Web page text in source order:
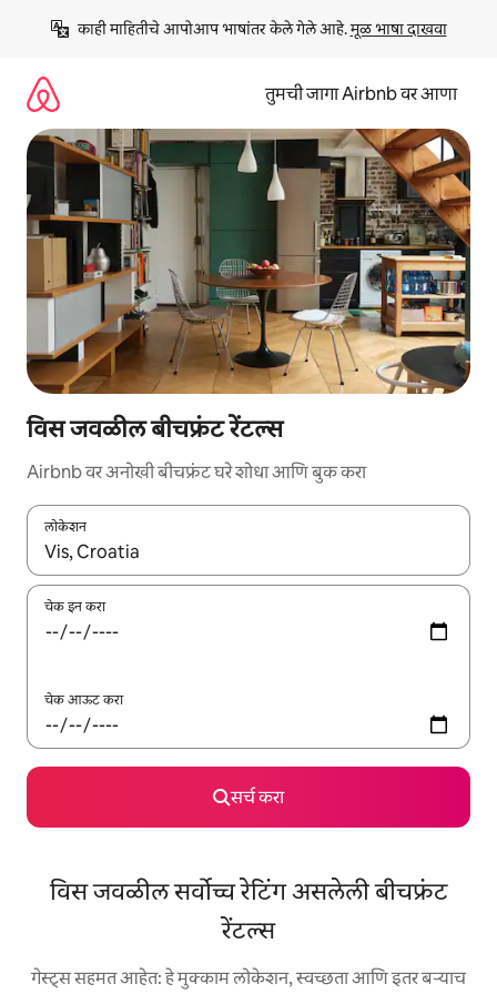
काही माहितीचे आपोआप भाषांतर केले गेले आहे. मूळ भाषा दाखवा
तुमची जागा Airbnb वर आणा
विस जवळील बीचफ्रंट रेंटल्स
Airbnb वर अनोखी बीचफ्रंट घरे शोधा आणि बुक करा
लोकेशन
जेव्हा परिणाम उपलब्ध असतील, तेव्हा वरच्या आणि खाली बाणांच्या किजसह
चेक इन करा
चेक आऊट करा
सर्च करा
विस जवळील सर्वोच्च रेटिंग असलेली बीचफ्रंट
रेंटल्स
गेस्ट्स सहमत आहेत: हे मुक्काम लोकेशन, स्वच्छता आणि इतर बऱ्याच